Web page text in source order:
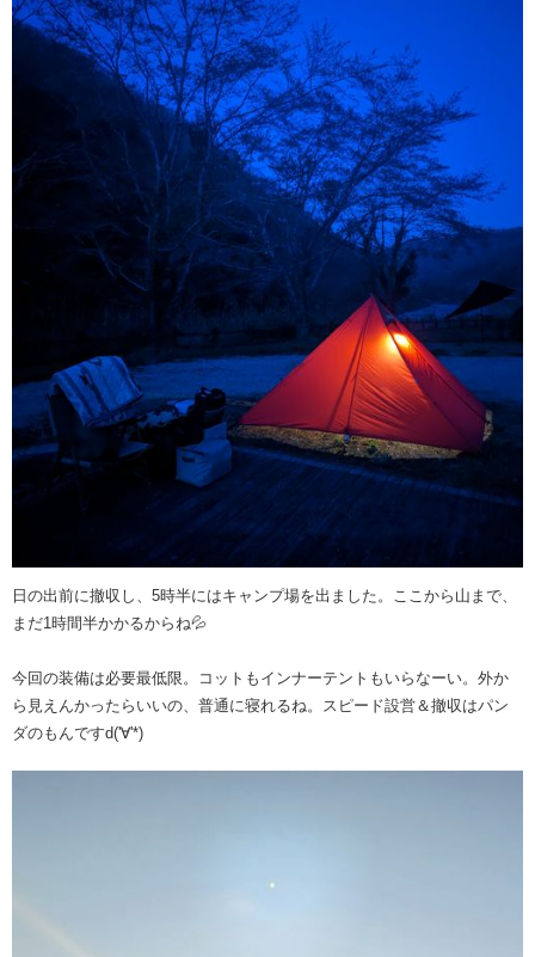
日の出前に撤収し、5時半にはキャンプ場を出ました。ここから山まで、
まだ1時間半かかるからね💦
今回の装備は必要最低限。コットもインナーテントもいらなーい。外か
ら見えんかったらいいの、普通に寝れるね。スピード設営＆撤収はパン
ダのもんですd('∀'*)